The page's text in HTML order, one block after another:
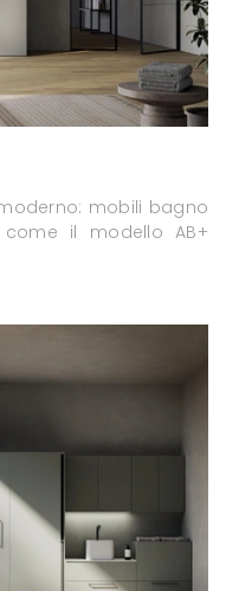
mobili bagno
il modello AB+